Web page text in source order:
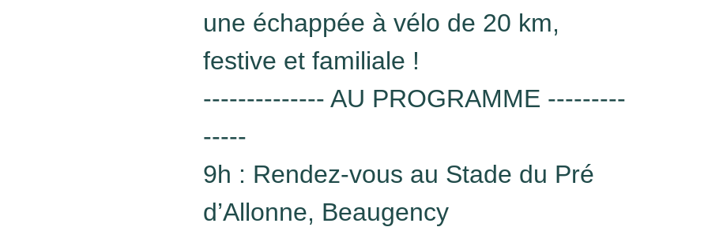
une échappée à vélo de 20 km,
festive et familiale !
-------------- AU PROGRAMME ---------
-----
9h : Rendez-vous au Stade du Pré
d’Allonne, Beaugency